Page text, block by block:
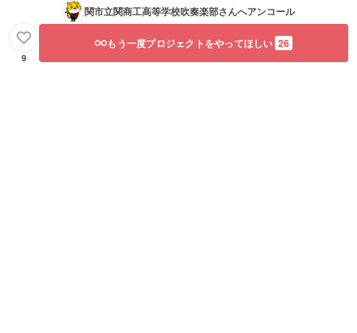
関市立関商工高等学校吹奏楽部さんへアンコール
9
もう一度プロジェクトをやってほしい 26